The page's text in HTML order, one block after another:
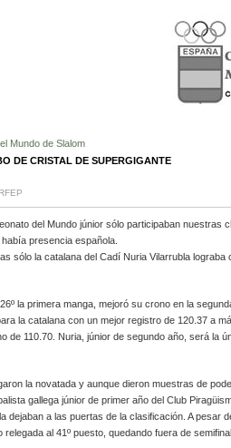
Mundo de Slalom
DE CRISTAL DE SUPERGIGANTE
del Mundo júnior sólo participaban nuestras
presencia española.
sólo la catalana del Cadí Nuria Vilarrubla
la primera manga, mejoró su crono en la
la catalana con un mejor registro de 120.37 a
de 110.70. Nuria, júnior de segundo año, será la
la novatada y aunque dieron muestras de
gallega júnior de primer año del Club
dejaban a las puertas de la clasificación. A
al 41º puesto, quedando fuera de